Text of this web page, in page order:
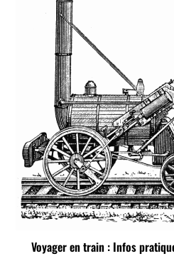
Voyager en train : Infos